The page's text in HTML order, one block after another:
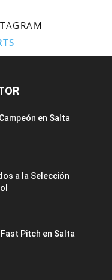
en Salta
a la Selección
Pitch en Salta